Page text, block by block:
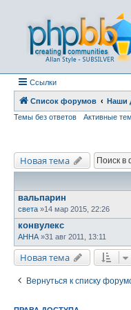
Ссылки
Список форумов Наши
Темы без ответов
Активные
Новая тема
вальпарин
света »14 мар 2015, 22:26
конвулекс
AHHA »31 авг 2011, 13:11
Новая тема
Вернуться к списку